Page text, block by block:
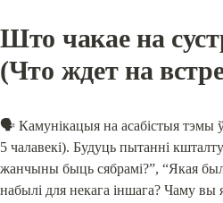
Што чакае на
(Что ждет на
🗣 Камунікацыя на асабістыя тэмы
5 чалавекі). Будуць пытанні
жанчыны быць сябрамі?”, “Якая
набылі для некага іншага? Чаму вы